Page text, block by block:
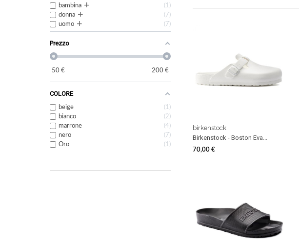
bambina +
1
donna +
7
uomo + 7
Prezzo
50 € 200 €
COLORE
beige
1
bianco
2
marrone
4
nero
7
Oro
1
birkenstock
Birkenstock - Boston Eva...
Prezzo
70,00 €